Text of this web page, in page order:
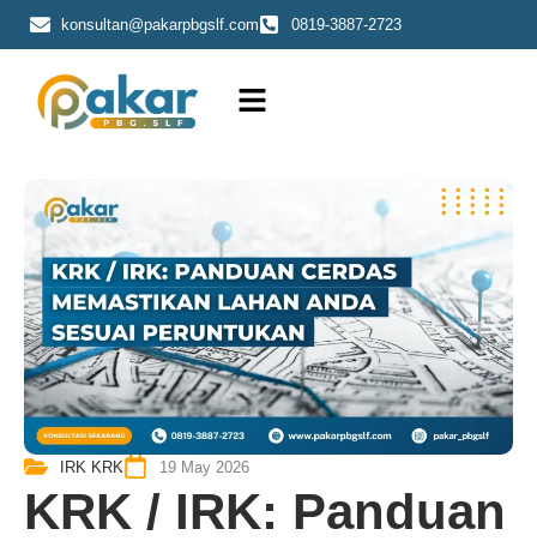
konsultan@pakarpbgslf.com 0819-3887-2723
IRK KRK 19 May 2026
KRK / IRK: Panduan